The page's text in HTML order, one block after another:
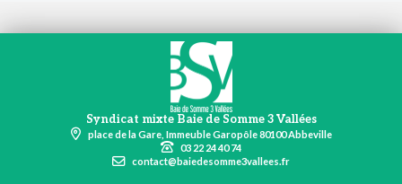
Syndicat mixte Baie de Somme 3 Vallées
place de la Gare, Immeuble Garopôle 80100 Abbeville
03 22 24 40 74
contact@baiedesomme3vallees.fr